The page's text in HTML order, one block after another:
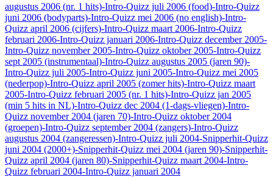
augustus 2006 (nr. 1 hits)-Intro-Quizz juli 2006 (food)-Intro-Quizz
juni 2006 (bodyparts)-Intro-Quizz mei 2006 (no english)-Intro-
Quizz april 2006 (cijfers)-Intro-Quizz maart 2006-Intro-Quizz
februari 2006-Intro-Quizz januari 2006-Intro-Quizz december 2005-
Intro-Quizz november 2005-Intro-Quizz oktober 2005-Intro-Quizz
sept 2005 (instrumentaal)-Intro-Quizz augustus 2005 (jaren 90)-
Intro-Quizz juli 2005-Intro-Quizz juni 2005-Intro-Quizz mei 2005
(nederpop)-Intro-Quizz april 2005 (zomer hits)-Intro-Quizz maart
2005-Intro-Quizz februari 2005 (nr. 1 hits)-Intro-Quizz jan 2005
(min 5 hits in NL)-Intro-Quizz dec 2004 (1-dags-vliegen)-Intro-
Quizz november 2004 (jaren 70)-Intro-Quizz oktober 2004
(groepen)-Intro-Quizz september 2004 (zangers)-Intro-Quizz
augustus 2004 (zangeressen)-Intro-Quizz juli 2004-Snipperhit-Quizz
juni 2004 (2000+)-Snipperhit-Quizz mei 2004 (jaren 90)-Snipperhit-
Quizz april 2004 (jaren 80)-Snipperhit-Quizz maart 2004-Intro-
Quizz februari 2004-Intro-Quizz januari 2004